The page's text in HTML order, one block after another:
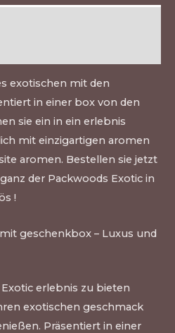
exotischen mit den
in einer box von den
sie ein in ein erlebnis
mit einzigartigen aromen
aromen. Bestellen sie jetzt
der Packwoods Exotic in
!
geschenkbox – Luxus und
erlebnis zu bieten
exotischen geschmack
Präsentiert in einer